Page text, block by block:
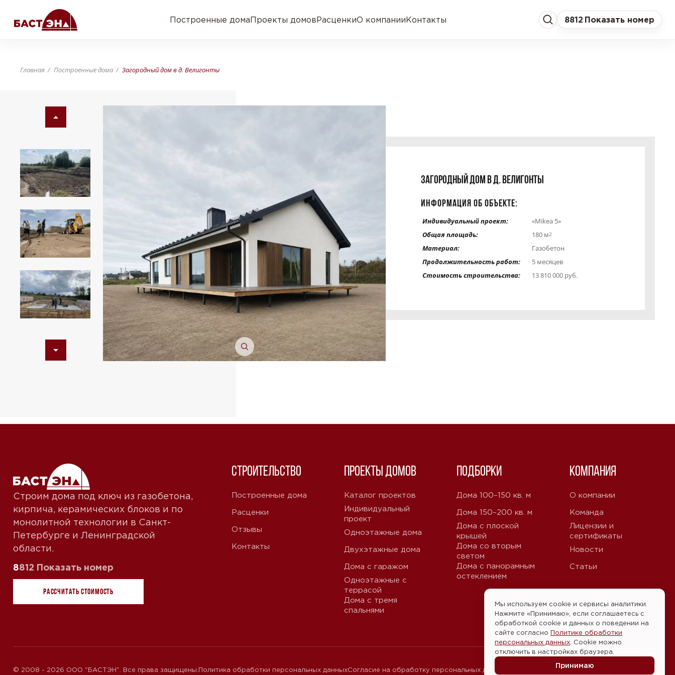
Построенные домаПроекты домовРасценкиО компанииКонтакты 8812 Показать номер
Главная Построенные дома Загородный дом в д. Велигонты
ЗАГОРОДНЫЙ ДОМ В Д. ВЕЛИГОНТЫ
ИНФОРМАЦИЯ ОБ ОБЪЕКТЕ:
Индивидуальный проект:
«Mikea 5»
Общая площадь:
180 м2
Материал:
Газобетон
Продолжительность работ:
5 месяцев
Стоимость строительства:
13 810 000 руб.
Строим дома под ключ из газобетона,
кирпича, керамических блоков и по
монолитной технологии в Санкт-
Петербурге и Ленинградской
области.
8812 Показать номер
Рассчитать стоимость
Строительство
Построенные дома
Расценки
Отзывы
Контакты
Проекты домов
Каталог проектов
Индивидуальный
проект
Одноэтажные дома
Двухэтажные дома
Дома с гаражом
Одноэтажные с
террасой
Дома с тремя
спальнями
Подборки
Дома 100–150 кв. м
Дома 150–200 кв. м
Дома с плоской
крышей
Дома со вторым
светом
Дома с панорамным
остеклением
Компания
О компании
Команда
Лицензии и
сертификаты
Новости
Статьи
© 2008 - 2026 ООО "БАСТЭН". Все права защищены.Политика обработки персональных данныхСогласие на обработку персональных данных
ПОИСК
УЗНАТЬ ТОЧНУЮ СТОИМОСТЬ СТРОИТЕЛЬСТВА
Предпочтительный способ связи:
Звонок
Мы используем cookie и сервисы аналитики.
Нажмите «Принимаю», если соглашаетесь с
обработкой cookie и данных о поведении на
сайте согласно Политике обработки
персональных данных. Cookie можно
отключить в настройках браузера.
Принимаю